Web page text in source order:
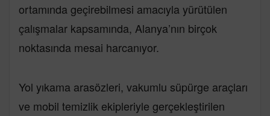
ortamında geçirebilmesi amacıyla yürütülen
çalışmalar kapsamında, Alanya’nın birçok
noktasında mesai harcanıyor.
Yol yıkama arasözleri, vakumlu süpürge araçları
ve mobil temizlik ekipleriyle gerçekleştirilen